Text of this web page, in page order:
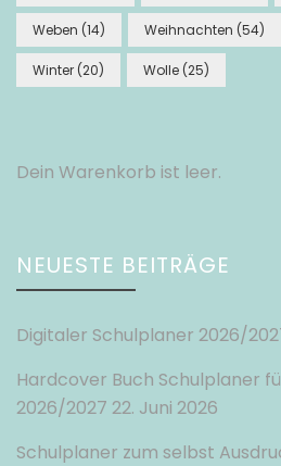
Weben (14) Weihnachten (54)
Winter (20) Wolle (25)
Dein Warenkorb ist leer.
NEUESTE BEITRÄGE
Digitaler Schulplaner 2026/
Hardcover Buch Schulplaner
2026/2027 22. Juni 2026
Schulplaner zum selbst